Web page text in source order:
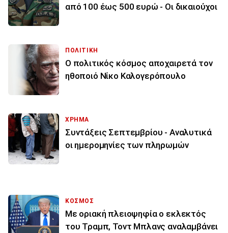
από 100 έως 500 ευρώ - Οι δικαιούχοι
ΠΟΛΙΤΙΚΗ
Ο πολιτικός κόσμος αποχαιρετά τον
ηθοποιό Νίκο Καλογερόπουλο
ΧΡΗΜΑ
Συντάξεις Σεπτεμβρίου - Αναλυτικά
οι ημερομηνίες των πληρωμών
ΚΟΣΜΟΣ
Με οριακή πλειοψηφία ο εκλεκτός
του Τραμπ, Τοντ Μπλανς αναλαμβάνει